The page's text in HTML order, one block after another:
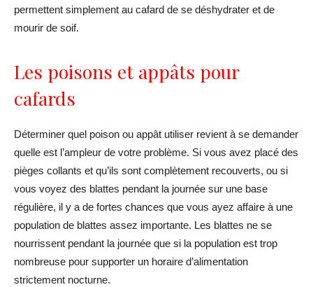
permettent simplement au cafard de se déshydrater et de
mourir de soif.
Les poisons et appâts pour
cafards
Déterminer quel poison ou appât utiliser revient à se demander
quelle est l’ampleur de votre problème. Si vous avez placé des
pièges collants et qu’ils sont complètement recouverts, ou si
vous voyez des blattes pendant la journée sur une base
régulière, il y a de fortes chances que vous ayez affaire à une
population de blattes assez importante. Les blattes ne se
nourrissent pendant la journée que si la population est trop
nombreuse pour supporter un horaire d’alimentation
strictement nocturne.